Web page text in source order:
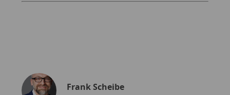
Frank Scheibe